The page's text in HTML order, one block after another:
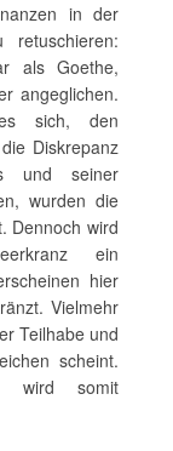
in der
als Goethe,
angeglichen.
sich, den
Diskrepanz
und seiner
wurden die
Dennoch wird
ein
hier
Vielmehr
Teilhabe und
scheint.
wird somit